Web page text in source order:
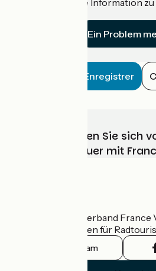
Ein Problem
Enregistrer
Wählen, bereiten Sie sich
Ihr Radabenteuer mit
Der nationale Verband
offizielle Leitfaden für
Instagram